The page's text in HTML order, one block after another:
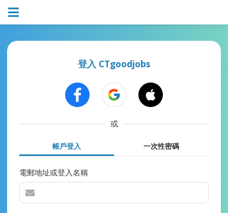
登入 CTgoodjobs
或
帳戶登入 一次性密碼
電郵地址或登入名稱